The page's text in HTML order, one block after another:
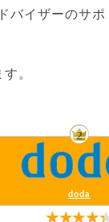
バイザーのサポ
。
doda